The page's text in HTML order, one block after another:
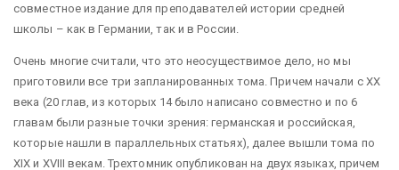
совместное издание для преподавателей истории средней
школы – как в Германии, так и в России.
Очень многие считали, что это неосуществимое дело, но мы
приготовили все три запланированных тома. Причем начали с ХХ
века (20 глав, из которых 14 было написано совместно и по 6
главам были разные точки зрения: германская и российская,
которые нашли в параллельных статьях), далее вышли тома по
ХIХ и XVIII векам. Трехтомник опубликован на двух языках, причем